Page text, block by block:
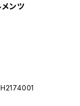
ンツ